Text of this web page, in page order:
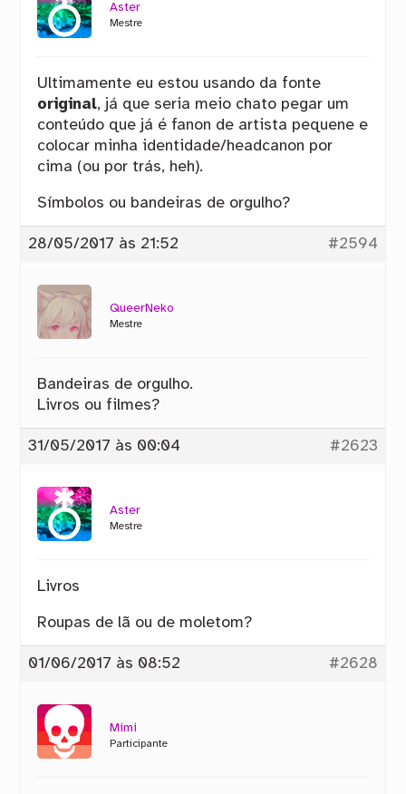
Aster
Mestre
Ultimamente eu estou usando da fonte
original, já que seria meio chato pegar um
conteúdo que já é fanon de artista pequene e
colocar minha identidade/headcanon por
cima (ou por trás, heh).
Símbolos ou bandeiras de orgulho?
28/05/2017 às 21:52 #2594
QueerNeko
Mestre
Bandeiras de orgulho.
Livros ou filmes?
31/05/2017 às 00:04 #2623
Aster
Mestre
Livros
Roupas de lã ou de moletom?
01/06/2017 às 08:52 #2628
Mimi
Participante